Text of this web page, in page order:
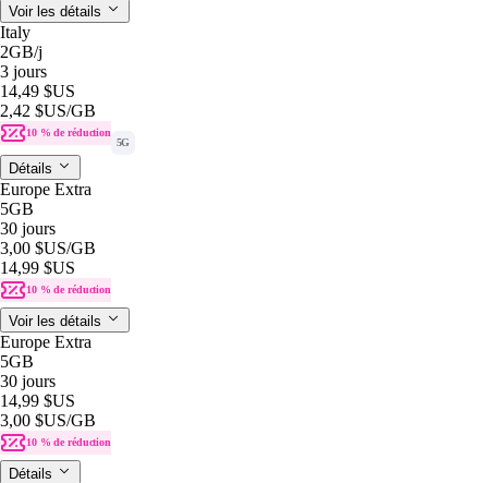
Voir les détails
Italy
2GB/j
3 jours
14,49 $US
2,42 $US/GB
10 % de réduction
5G
Détails
Europe Extra
5GB
30 jours
3,00 $US/GB
14,99 $US
10 % de réduction
Voir les détails
Europe Extra
5GB
30 jours
14,99 $US
3,00 $US/GB
10 % de réduction
Détails